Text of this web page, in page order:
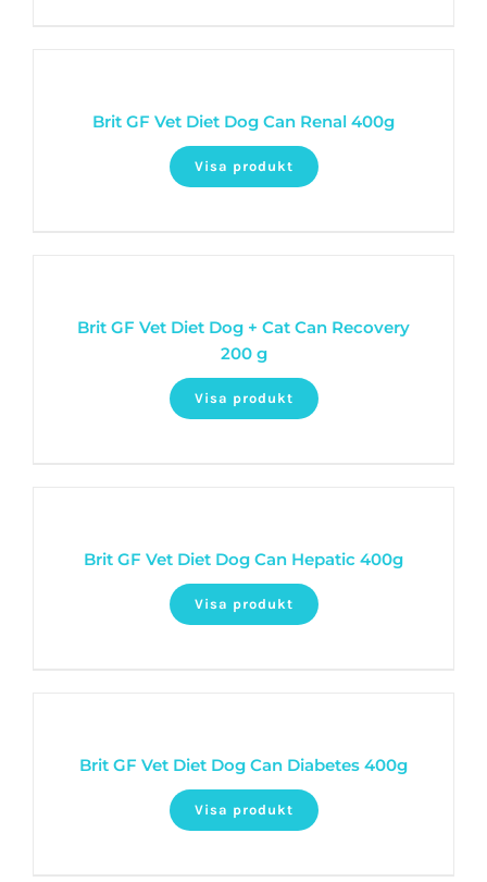
Brit GF Vet Diet Dog Can Renal 400g
Visa produkt
Brit GF Vet Diet Dog + Cat Can Recovery
200 g
Visa produkt
Brit GF Vet Diet Dog Can Hepatic 400g
Visa produkt
Brit GF Vet Diet Dog Can Diabetes 400g
Visa produkt